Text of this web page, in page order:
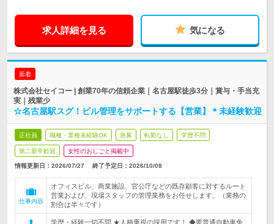
求人詳細を見る 気になる
新着
株式会社セイコー | 創業70年の信頼企業｜名古屋駅徒歩3分｜賞与・手当充
実｜残業少
☆名古屋駅スグ！ビル管理をサポートする【営業】＊未経験歓迎
正社員 職種・業種未経験OK 急募 転勤なし 学歴不問
第二新卒歓迎 女性のおしごと掲載中
情報更新日：2026/07/27 終了予定日： 2026/10/08
仕事内容
オフィスビル、商業施設、官公庁などの既存顧客に対するルート
営業および、現場スタッフの管理業務をお任せします。（業務の
割合は半々です）
学歴・経験一切不問 ★人柄重視の採用です！ ◆要普通自動車免